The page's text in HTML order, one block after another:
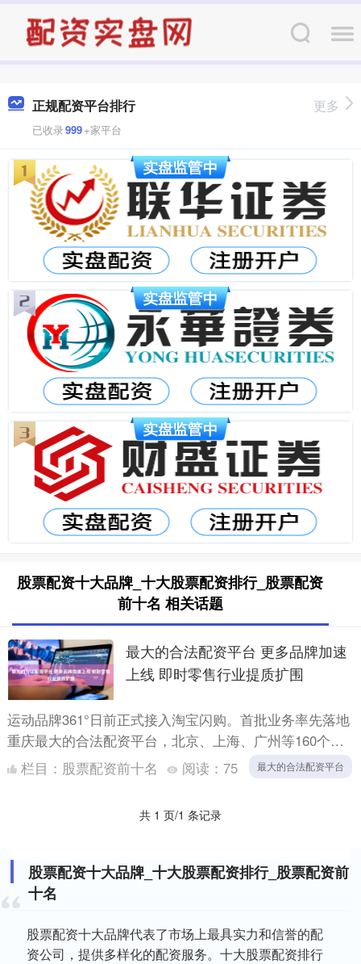
正规配资平台排行
已收录999+家平台
更多
股票配资十大品牌_十大股票配资排行_股票配资
前十名 相关话题
最大的合法配资平台 更多品牌加速
上线 即时零售行业提质扩围
运动品牌361°日前正式接入淘宝闪购。首批业务率先落地
重庆最大的合法配资平台，北京、上海、广州等160个城
市，共1500家门店将陆续上线淘宝闪购。 “上午下单的....
栏目： 股票配资前十名 阅读： 75 最大的合法配资平台
共 1 页/1 条记录
股票配资十大品牌_十大股票配资排行_股票配资前
十名
股票配资十大品牌代表了市场上最具实力和信誉的配
资公司，提供多样化的配资服务。十大股票配资排行